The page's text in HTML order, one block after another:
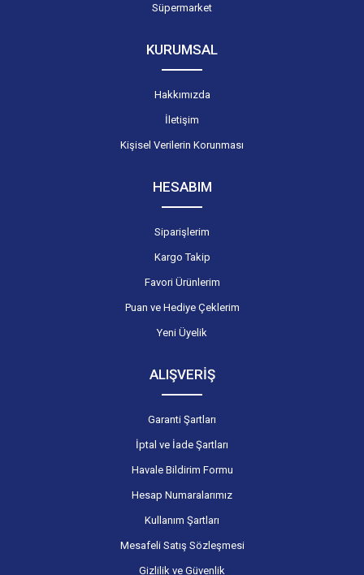
Süpermarket
KURUMSAL
Hakkımızda
İletişim
Kişisel Verilerin Korunması
HESABIM
Siparişlerim
Kargo Takip
Favori Ürünlerim
Puan ve Hediye Çeklerim
Yeni Üyelik
ALIŞVERİŞ
Garanti Şartları
İptal ve İade Şartları
Havale Bildirim Formu
Hesap Numaralarımız
Kullanım Şartları
Mesafeli Satış Sözleşmesi
Gizlilik ve Güvenlik